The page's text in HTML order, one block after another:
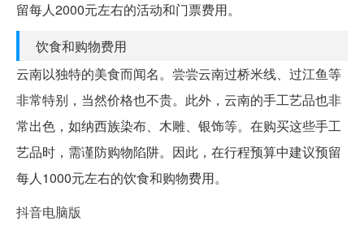
留每人2000元左右的活动和门票费用。
饮食和购物费用
云南以独特的美食而闻名。尝尝云南过桥米线、过江鱼等
非常特别，当然价格也不贵。此外，云南的手工艺品也非
常出色，如纳西族染布、木雕、银饰等。在购买这些手工
艺品时，需谨防购物陷阱。因此，在行程预算中建议预留
每人1000元左右的饮食和购物费用。
抖音电脑版